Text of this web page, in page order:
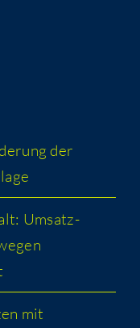
der
Umsatz­
mit